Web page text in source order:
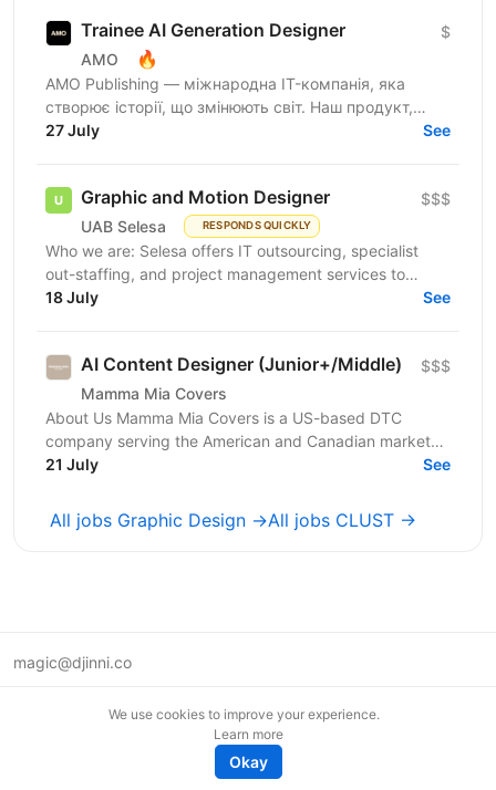
Trainee AI Generation Designer
AMO 🔥
$
AMO Publishing — міжнародна IT-компанія, яка
створює історії, що змінюють світ. Наш продукт,
AmoMama, є одним із найбільших онлайн-таблоїдів в
27 July See
Graphic and Motion Designer
UAB Selesa RESPONDS QUICKLY
$$$
Who we are: Selesa offers IT outsourcing, specialist
out-staffing, and project management services to
enhance business operations. We focus on providing...
18 July See
AI Content Designer (Junior+/Middle)
Mamma Mia Covers
$$$
About Us Mamma Mia Covers is a US-based DTC
company serving the American and Canadian markets,
and the exclusive distributor of the Italian brand
21 July See
All jobs Graphic Design →All jobs CLUST →
magic@djinni.co
We use cookies to improve your experience.
Learn more
Okay